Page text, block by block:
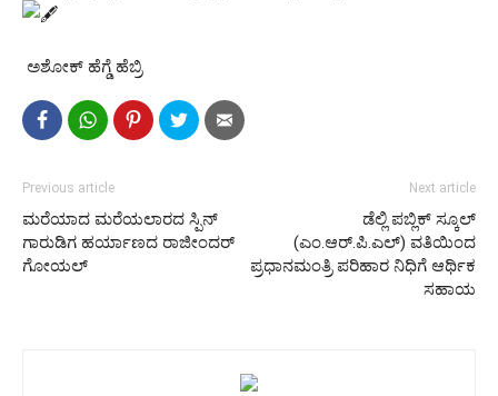
️ ಅಶೋಕ್ ಹೆಗ್ಡೆ ಹೆಬ್ರಿ
Previous article
ಮರೆಯಾದ ಮರೆಯಲಾರದ ಸ್ಪಿನ್
ಗಾರುಡಿಗ ಹರ್ಯಾಣದ ರಾಜೀಂದರ್
ಗೋಯಲ್
Next article
ಡೆಲ್ಲಿ ಪಬ್ಲಿಕ್ ಸ್ಕೂಲ್
(ಎಂ.ಆರ್.ಪಿ.ಎಲ್) ವತಿಯಿಂದ
ಪ್ರಧಾನಮಂತ್ರಿ ಪರಿಹಾರ ನಿಧಿಗೆ ಆರ್ಥಿಕ
ಸಹಾಯ